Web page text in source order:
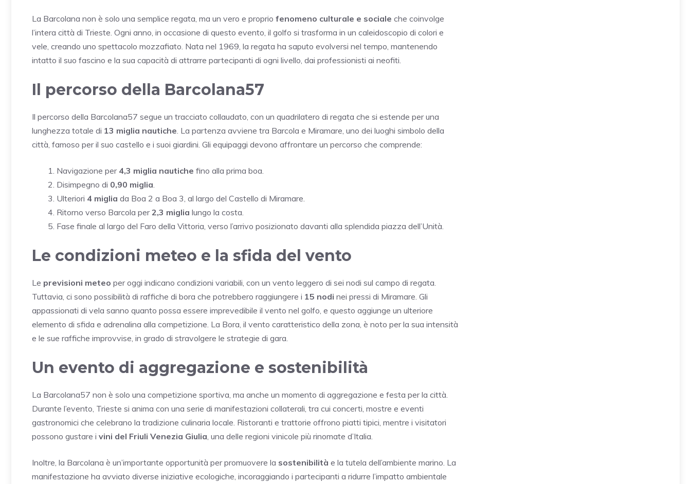
La Barcolana non è solo una semplice regata, ma un vero e proprio fenomeno culturale e sociale che coinvolge
l’intera città di Trieste. Ogni anno, in occasione di questo evento, il golfo si trasforma in un caleidoscopio di colori e
vele, creando uno spettacolo mozzafiato. Nata nel 1969, la regata ha saputo evolversi nel tempo, mantenendo
intatto il suo fascino e la sua capacità di attrarre partecipanti di ogni livello, dai professionisti ai neofiti.
Il percorso della Barcolana57
Il percorso della Barcolana57 segue un tracciato collaudato, con un quadrilatero di regata che si estende per una
lunghezza totale di 13 miglia nautiche . La partenza avviene tra Barcola e Miramare, uno dei luoghi simbolo della
città, famoso per il suo castello e i suoi giardini. Gli equipaggi devono affrontare un percorso che comprende:
Navigazione per 4,3 miglia nautiche fino alla prima boa.
Disimpegno di 0,90 miglia
Ulteriori 4 miglia da Boa 2 a Boa 3, al largo del Castello di Miramare.
Ritorno verso Barcola per2,3 miglia lungo la costa.
Fase finale al largo del Faro della Vittoria, verso l’arrivo posizionato davanti alla splendida piazza dell’Unità.
Le condizioni meteo e la sfida del vento
Le previsioni meteo per oggi indicano condizioni variabili, con un vento leggero di sei nodi sul campo di regata.
Tuttavia, ci sono possibilità di raffiche di bora che potrebbero raggiungere i 15 nodi nei pressi di Miramare. Gli
appassionati di vela sanno quanto possa essere imprevedibile il vento nel golfo, e questo aggiunge un ulteriore
elemento di sfida e adrenalina alla competizione. La Bora, il vento caratteristico della zona, è noto per la sua intensità
e le sue raffiche improvvise, in grado di stravolgere le strategie di gara.
Un evento di aggregazione e sostenibilità
La Barcolana57 non è solo una competizione sportiva, ma anche un momento di aggregazione e festa per la città.
Durante l’evento, Trieste si anima con una serie di manifestazioni collaterali, tra cui concerti, mostre e eventi
gastronomici che celebrano la tradizione culinaria locale. Ristoranti e trattorie offrono piatti tipici, mentre i visitatori
possono gustare i vini del Friuli Venezia Giulia , una delle regioni vinicole più rinomate d’Italia.
Inoltre, la Barcolana è un’importante opportunità per promuovere la sostenibilità e la tutela dell’ambiente marino. La
manifestazione ha avviato diverse iniziative ecologiche, incoraggiando i partecipanti a ridurre l’impatto ambientale